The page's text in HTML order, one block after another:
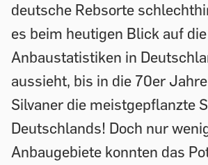
deutsche Rebsorte
es beim heutigen Blick auf die
Anbaustatistiken in
aussieht, bis in die 70er
Silvaner die meistgepflanzte
Deutschlands! Doch nur
Anbaugebiete konnten das